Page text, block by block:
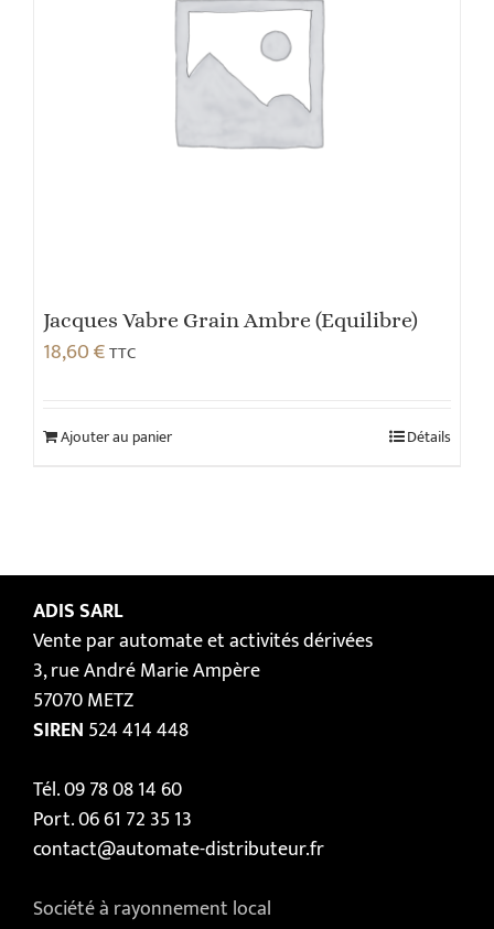
Jacques Vabre Grain Ambre (Equilibre)
18,60€TTC
Ajouter au panier Détails
ADIS SARL
Vente par automate et activités dérivées
3, rue André Marie Ampère
57070 METZ
SIREN 524 414 448
Tél. 09 78 08 14 60
Port. 06 61 72 35 13
contact@automate-distributeur.fr
Société à rayonnement local